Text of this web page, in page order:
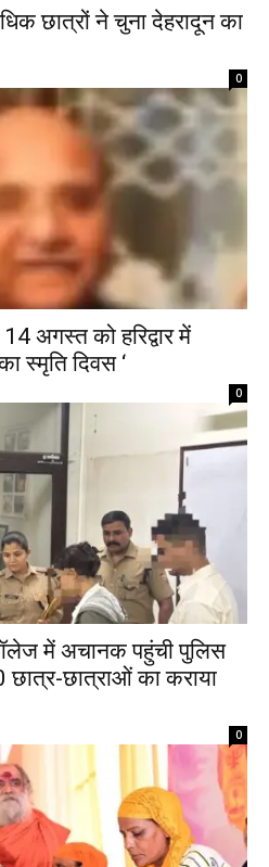
छात्रों ने चुना देहरादून का
0
अगस्त को हरिद्वार में
स्मृति दिवस ‘
0
में अचानक पहुंची पुलिस
छात्र-छात्राओं का कराया
0